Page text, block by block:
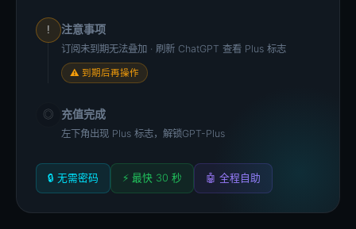
! 注意事项
订阅未到期无法叠加 · 刷新 ChatGPT 查看 Plus 标志
⚠ 到期后再操作
◎ 充值完成
左下角出现 Plus 标志，解锁GPT-Plus
🔒 无需密码 ⚡ 最快 30 秒 🤖 全程自助